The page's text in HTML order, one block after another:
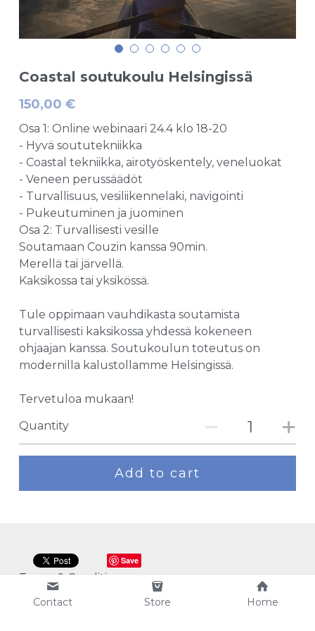
Coastal soutukoulu Helsingissä
150,00 €
Osa 1: Online webinaari 24.4 klo 18-20
- Hyvä soututekniikka
- Coastal tekniikka, airotyöskentely, veneluokat
- Veneen perussäädöt
- Turvallisuus, vesiliikennelaki, navigointi
- Pukeutuminen ja juominen
Osa 2: Turvallisesti vesille
Soutamaan Couzin kanssa 90min.
Merellä tai järvellä.
Kaksikossa tai yksikössä.
Tule oppimaan vauhdikasta soutamista
turvallisesti kaksikossa yhdessä kokeneen
ohjaajan kanssa. Soutukoulun toteutus on
modernilla kalustollamme Helsingissä.
Tervetuloa mukaan!
Quantity
Add to cart
Save
Terms & Conditions
Contact Store Home